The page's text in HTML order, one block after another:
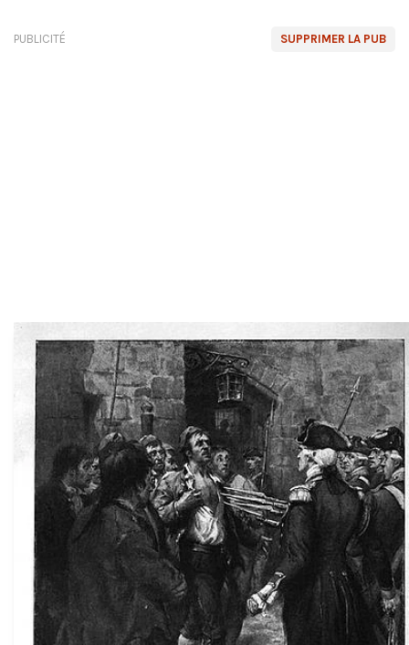
SUPPRIMER LA PUB
PUBLICITÉ